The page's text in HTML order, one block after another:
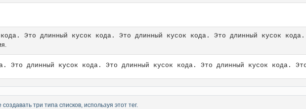
Это длинный кусок кода. Это длинный кусок кода. Это длинный кусок
Это длинный кусок кода. Это длинный кусок кода. Это длинный кусок кода.
три типа списков, используя этот тег.